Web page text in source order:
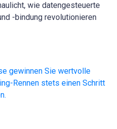
wie datengesteuerte
-bindung revolutionieren
gewinnen Sie wertvolle
Rennen stets einen Schritt